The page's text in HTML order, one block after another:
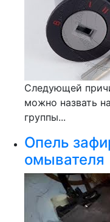
Следующей
можно назвать
группы...
Опель
омывателя